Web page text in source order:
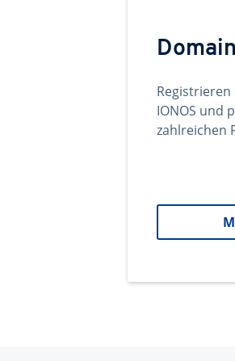
Domain
Registrieren
IONOS und
zahlreichen